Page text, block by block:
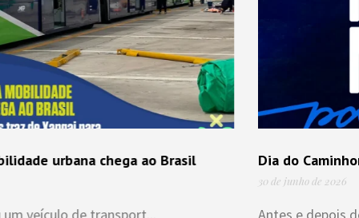
Dia do Caminhoneiro
Antes e depois do mar, dos trilhos ou do...